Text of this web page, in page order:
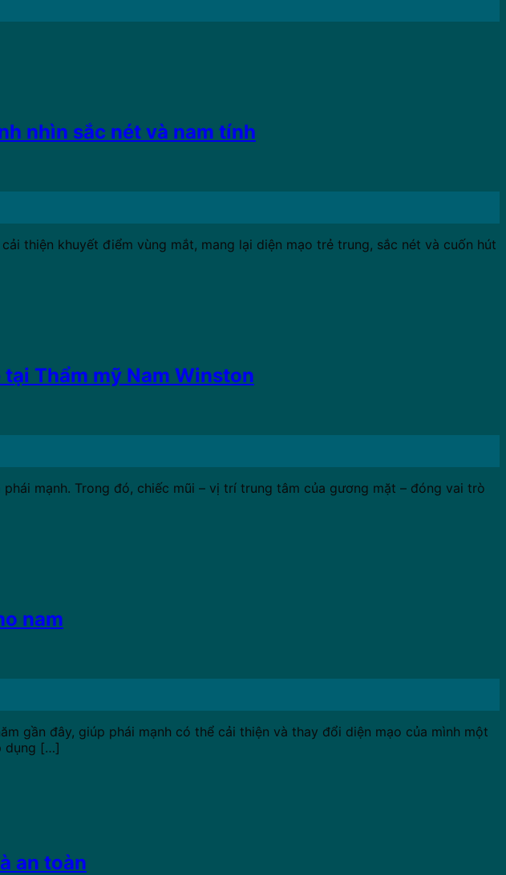
nhìn sắc nét và nam tính
thiện khuyết điểm vùng mắt, mang lại diện mạo trẻ trung, sắc nét và cuốn hút
Thẩm mỹ Nam Winston
mạnh. Trong đó, chiếc mũi – vị trí trung tâm của gương mặt – đóng vai trò
nam
gần đây, giúp phái mạnh có thể cải thiện và thay đổi diện mạo của mình một
dụng […]
an toàn